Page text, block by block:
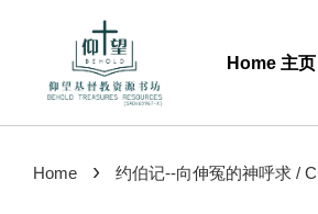
Home 主页
Home › 约伯记--向伸冤的神呼求 /